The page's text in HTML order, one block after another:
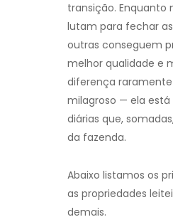
transição. Enquanto
lutam para fechar
outras conseguem
melhor qualidade e
diferença
milagroso — ela
diárias que,
da fazenda.
Abaixo listamos os
as propriedades
demais.